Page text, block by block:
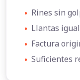
• Rines sin
• Llantas
• Factura
• Suficientes